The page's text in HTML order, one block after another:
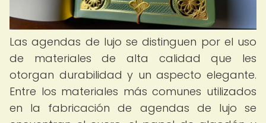
Las agendas de lujo se distinguen por el uso
de materiales de alta calidad que les
otorgan durabilidad y un aspecto elegante.
Entre los materiales más comunes utilizados
en la fabricación de agendas de lujo se